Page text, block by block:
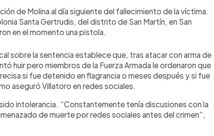
de Molina al día siguiente del fallecimiento de la víctima.
Santa Gertrudis, del distrito de San Martín, en San
en el momento una pistola.
sobre la sentencia establece que, tras atacar con arma de
huir pero miembros de la Fuerza Armada le ordenaron que
si fue detenido en flagrancia o meses después y si fue
aseguró Villatoro en redes sociales.
intolerancia. “Constantemente tenía discusiones con la
de muerte por redes sociales antes del crimen”,